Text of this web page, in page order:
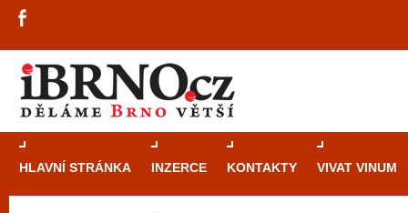
HLAVNÍ STRÁNKA INZERCE KONTAKTY VIVAT VINUM